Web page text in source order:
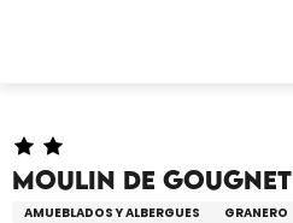
Moulin de Gougnet
AMUEBLADOS Y ALBERGUES GRANERO